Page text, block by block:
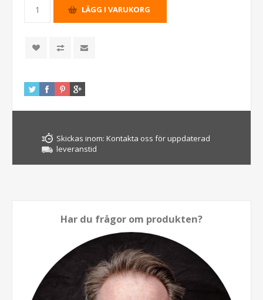
Skickas inom: Kontakta oss för uppdaterad
leveranstid
Har du frågor om produkten?